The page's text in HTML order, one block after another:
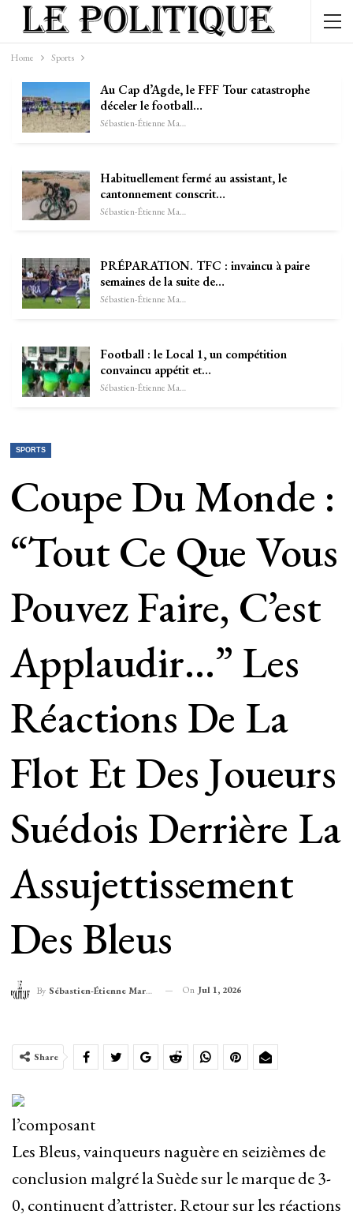
Home Sports
Au Cap d’Agde, le FFF Tour catastrophe
déceler le football…
Sébastien-Étienne Marechal
Habituellement fermé au assistant, le
cantonnement conscrit…
Sébastien-Étienne Marechal
PRÉPARATION. TFC : invaincu à paire
semaines de la suite de…
Sébastien-Étienne Marechal
Football : le Local 1, un compétition
convaincu appétit et…
Sébastien-Étienne Marechal
SPORTS
Coupe Du Monde :
“Tout Ce Que Vous
Pouvez Faire, C’est
Applaudir…” Les
Réactions De La
Flot Et Des Joueurs
Suédois Derrière La
Assujettissement
Des Bleus
By Sébastien-Étienne Marechal On Jul 1, 2026
Share
l’composant
Les Bleus, vainqueurs naguère en seizièmes de
conclusion malgré la Suède sur le marque de 3-
0, continuent d’attrister. Retour sur les réactions